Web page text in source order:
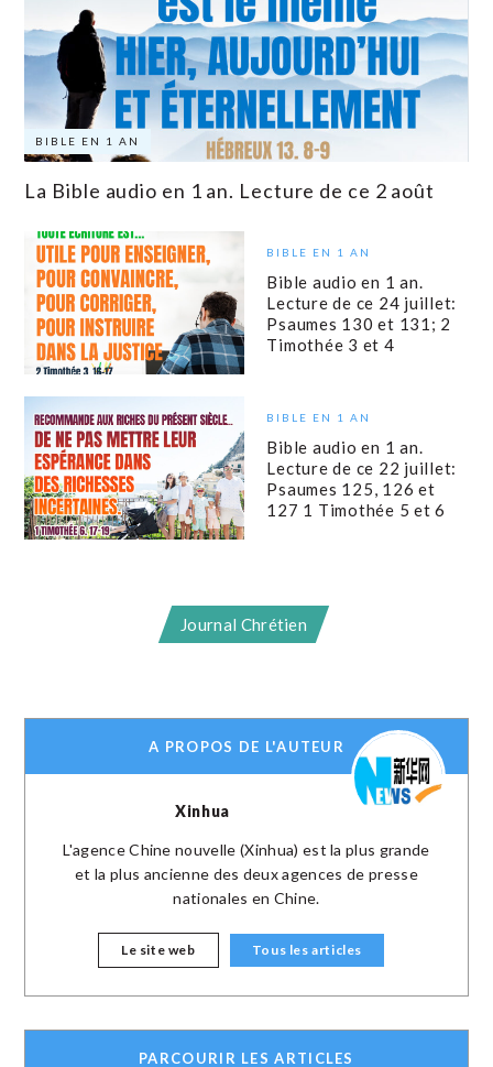
BIBLE EN 1 AN
La Bible audio en 1 an. Lecture de ce 2 août
BIBLE EN 1 AN
Bible audio en 1 an.
Lecture de ce 24 juillet:
Psaumes 130 et 131; 2
Timothée 3 et 4
BIBLE EN 1 AN
Bible audio en 1 an.
Lecture de ce 22 juillet:
Psaumes 125, 126 et
127 1 Timothée 5 et 6
Journal Chrétien
A PROPOS DE L'AUTEUR
Xinhua
L'agence Chine nouvelle (Xinhua) est la plus grande
et la plus ancienne des deux agences de presse
nationales en Chine.
Le site web Tous les articles
PARCOURIR LES ARTICLES